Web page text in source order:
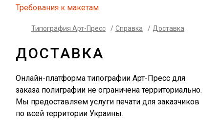
Требования к макетам
Типография Арт-Пресс / Справка / Доставка
ДОСТАВКА
Онлайн-платформа типографии Арт-Пресс для
заказа полиграфии не ограничена территориально.
Мы предоставляем услуги печати для заказчиков
по всей территории Украины.